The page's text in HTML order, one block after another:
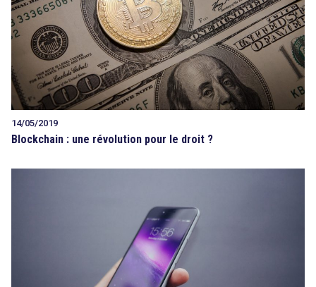
14/05/2019
Blockchain : une révolution pour le droit ?